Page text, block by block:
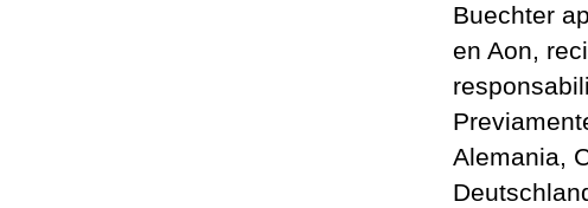
Buechter
en Aon,
Alemania,